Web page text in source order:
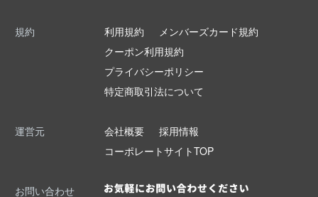
規約 利用規約
メンバーズカード規約
クーポン利用規約
プライバシーポリシー
特定商取引法について
運営元 会社概要
採用情報
コーポレートサイトTOP
お問い合わせ